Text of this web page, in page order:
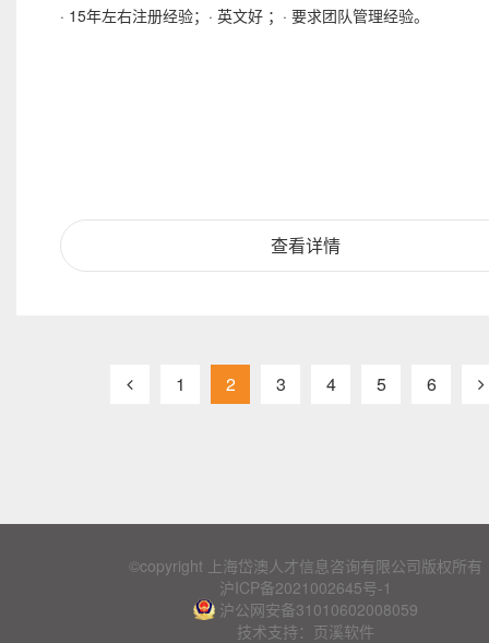
· 15年左右注册经验；· 英文好 ；· 要求团队管理经验。
查看详情
1 2 3 4 5 6
©copyright 上海岱澳人才信息咨询有限公司版权所有
沪ICP备2021002645号-1
沪公网安备31010602008059
技术支持：页溪软件